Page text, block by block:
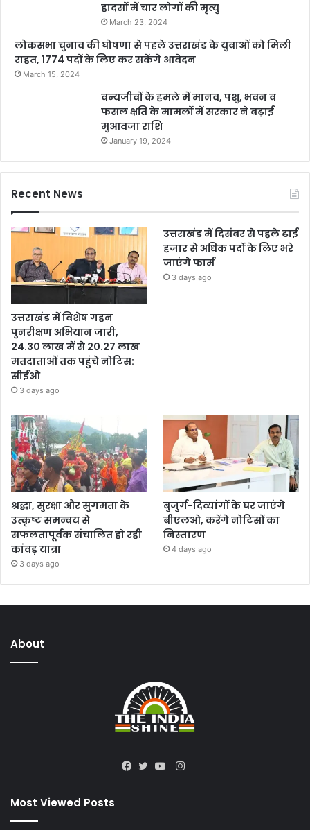
हादसों में चार लोगों की मृत्यु
March 23, 2024
लोकसभा चुनाव की घोषणा से पहले उत्तराखंड के युवाओं को मिली
राहत, 1774 पदों के लिए कर सकेंगे आवेदन
March 15, 2024
वन्यजीवों के हमले में मानव, पशु, भवन व
फसल क्षति के मामलों में सरकार ने बढ़ाई
मुआवजा राशि
January 19, 2024
Recent News
उत्तराखंड में विशेष गहन
पुनरीक्षण अभियान जारी,
24.30 लाख में से 20.27 लाख
मतदाताओं तक पहुंचे नोटिस:
सीईओ
3 days ago
उत्तराखंड में दिसंबर से पहले ढाई
हजार से अधिक पदों के लिए भरे
जाएंगे फार्म
3 days ago
श्रद्धा, सुरक्षा और सुगमता के
उत्कृष्ट समन्वय से
सफलतापूर्वक संचालित हो रही
कांवड़ यात्रा
3 days ago
बुजुर्ग-दिव्यांगों के घर जाएंगे
बीएलओ, करेंगे नोटिसों का
निस्तारण
4 days ago
About
Instagram
Most Viewed Posts